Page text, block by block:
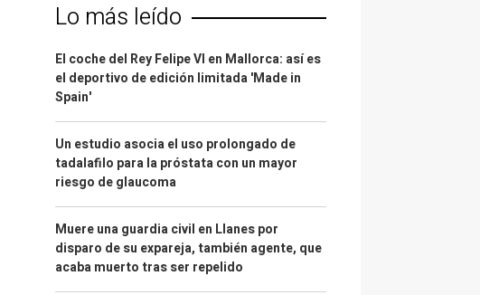
Lo más leído
El coche del Rey Felipe VI en Mallorca: así es
el deportivo de edición limitada 'Made in
Spain'
Un estudio asocia el uso prolongado de
tadalafilo para la próstata con un mayor
riesgo de glaucoma
Muere una guardia civil en Llanes por
disparo de su expareja, también agente, que
acaba muerto tras ser repelido